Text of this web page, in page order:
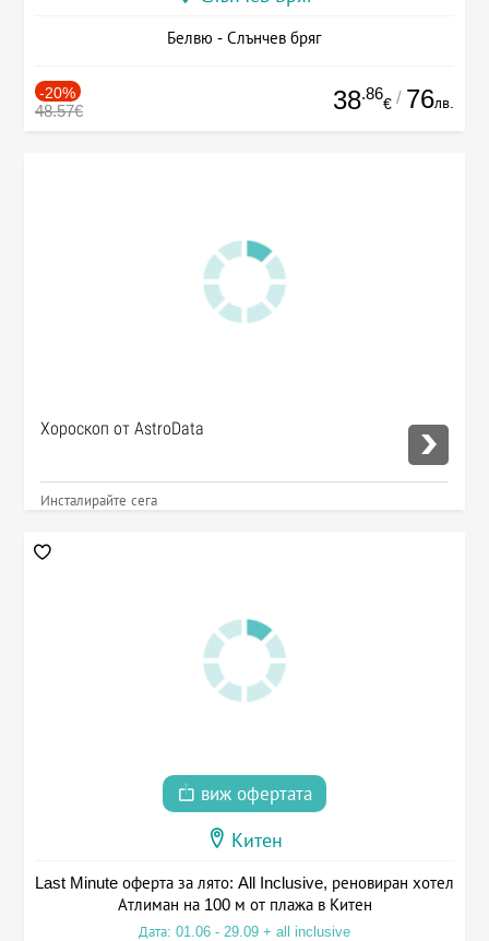
Белвю - Слънчев бряг
-20%
48.57€ 38.86
€ / 76лв.
Хороскоп от AstroData
Инсталирайте сега
виж офертата
Китен
Last Minute оферта за лято: All Inclusive, реновиран хотел
Атлиман на 100 м от плажа в Китен
Дата: 01.06 - 29.09 + all inclusive